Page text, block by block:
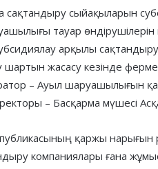
сыйақыларын
тауар
арқылы
жасасу кезінде
– Ауыл шаруашылығын
– Басқарма мүшесі
қаржы нарығын
компаниялары ғана жұмыс